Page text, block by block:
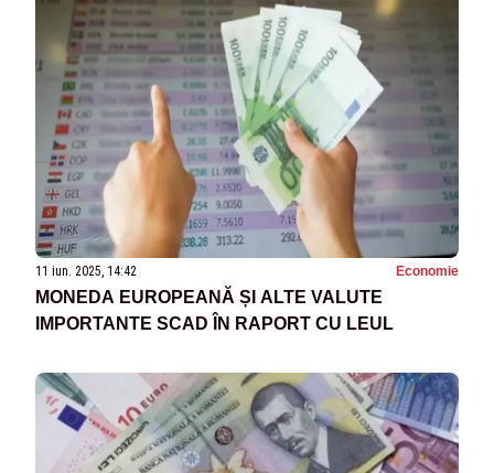
11 iun. 2025, 14:42 Economie
MONEDA EUROPEANĂ ȘI ALTE VALUTE
IMPORTANTE SCAD ÎN RAPORT CU LEUL